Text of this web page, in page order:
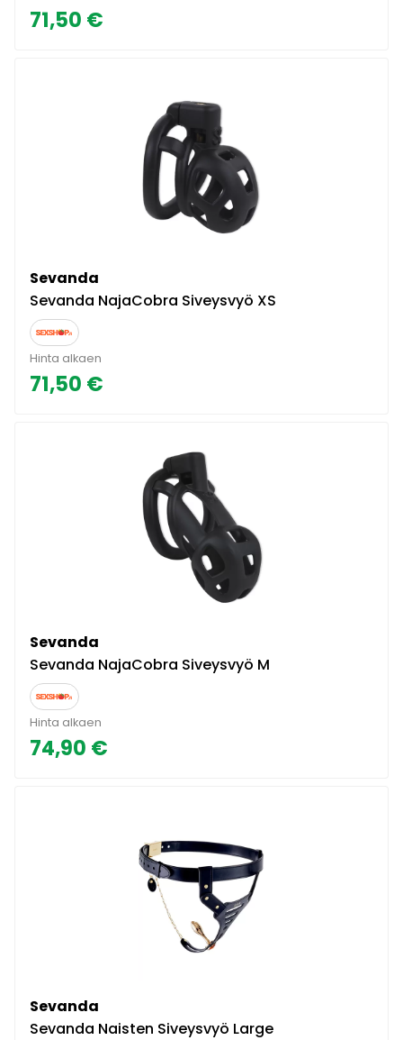
71,50 €
Sevanda
Sevanda NajaCobra Siveysvyö XS
Hinta alkaen
71,50 €
Sevanda
Sevanda NajaCobra Siveysvyö M
Hinta alkaen
74,90 €
Sevanda
Sevanda Naisten Siveysvyö Large